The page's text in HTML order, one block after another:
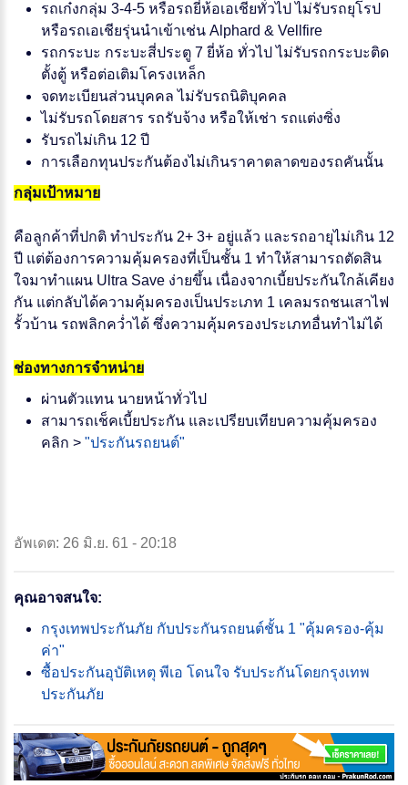
รถเก๋งกลุ่ม 3-4-5 หรือรถยี่ห้อเอเชียทั่วไป ไม่รับรถยุโรป
หรือรถเอเชียรุ่นนำเข้าเช่น Alphard & Vellfire‎
รถกระบะ กระบะสี่ประตู 7 ยี่ห้อ ทั่วไป ไม่รับรถกระบะติด
ตั้งตู้ หรือต่อเติมโครงเหล็ก
จดทะเบียนส่วนบุคคล ไม่รับรถนิติบุคคล
ไม่รับรถโดยสาร รถรับจ้าง หรือให้เช่า รถแต่งซิ่ง
รับรถไม่เกิน 12 ปี
การเลือกทุนประกันต้องไม่เกินราคาตลาดของรถคันนั้น
กลุ่มเป้าหมาย
คือลูกค้าที่ปกติ ทำประกัน 2+ 3+ อยู่แล้ว และรถอายุไม่เกิน 12
ปี แต่ต้องการความคุ้มครองที่เป็นชั้น 1 ทำให้สามารถตัดสิน
ใจมาทำแผน Ultra Save ง่ายขึ้น เนื่องจากเบี้ยประกันใกล้เคียง
กัน แต่กลับได้ความคุ้มครองเป็นประเภท 1 เคลมรถชนเสาไฟ
รั้วบ้าน รถพลิกคว่ำได้ ซึ่งความคุ้มครองประเภทอื่นทำไม่ได้
ช่องทางการจำหน่าย
ผ่านตัวแทน นายหน้าทั่วไป
สามารถเช็คเบี้ยประกัน และเปรียบเทียบความคุ้มครอง
คลิก > "ประกันรถยนต์"
อัพเดต: 26 มิ.ย. 61 - 20:18
คุณอาจสนใจ:
กรุงเทพประกันภัย กับประกันรถยนต์ชั้น 1 "คุ้มครอง-คุ้ม
ค่า"
ซื้อประกันอุบัติเหตุ พีเอ โดนใจ รับประกันโดยกรุงเทพ
ประกันภัย